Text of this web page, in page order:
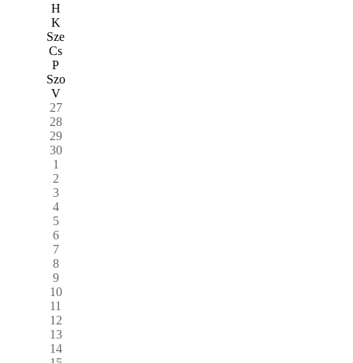
H
K
Sze
Cs
P
Szo
V
27
28
29
30
1
2
3
4
5
6
7
8
9
10
11
12
13
14